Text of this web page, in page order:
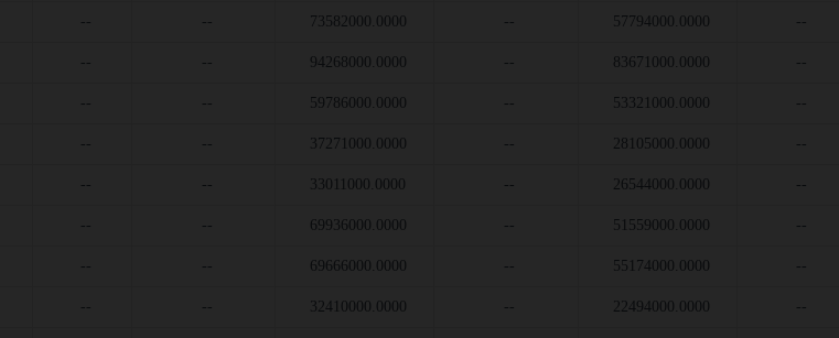
-- -- 73582000.0000 -- 57794000.0000 --
-- -- 94268000.0000 -- 83671000.0000 --
-- -- 59786000.0000 -- 53321000.0000 --
-- -- 37271000.0000 -- 28105000.0000 --
-- -- 33011000.0000 -- 26544000.0000 --
-- -- 69936000.0000 -- 51559000.0000 --
-- -- 69666000.0000 -- 55174000.0000 --
-- -- 32410000.0000 -- 22494000.0000 --